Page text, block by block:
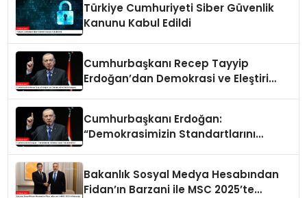
Türkiye Cumhuriyeti Siber Güvenlik
Kanunu Kabul Edildi
Cumhurbaşkanı Recep Tayyip
Erdoğan’dan Demokrasi ve Eleştiri
Cumhurbaşkanı Erdoğan:
“Demokrasimizin Standartlarını
Bakanlık Sosyal Medya Hesabından
Fidan’ın Barzani ile MSC 2025’te